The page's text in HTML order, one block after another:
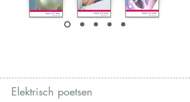
Elektrisch poetsen